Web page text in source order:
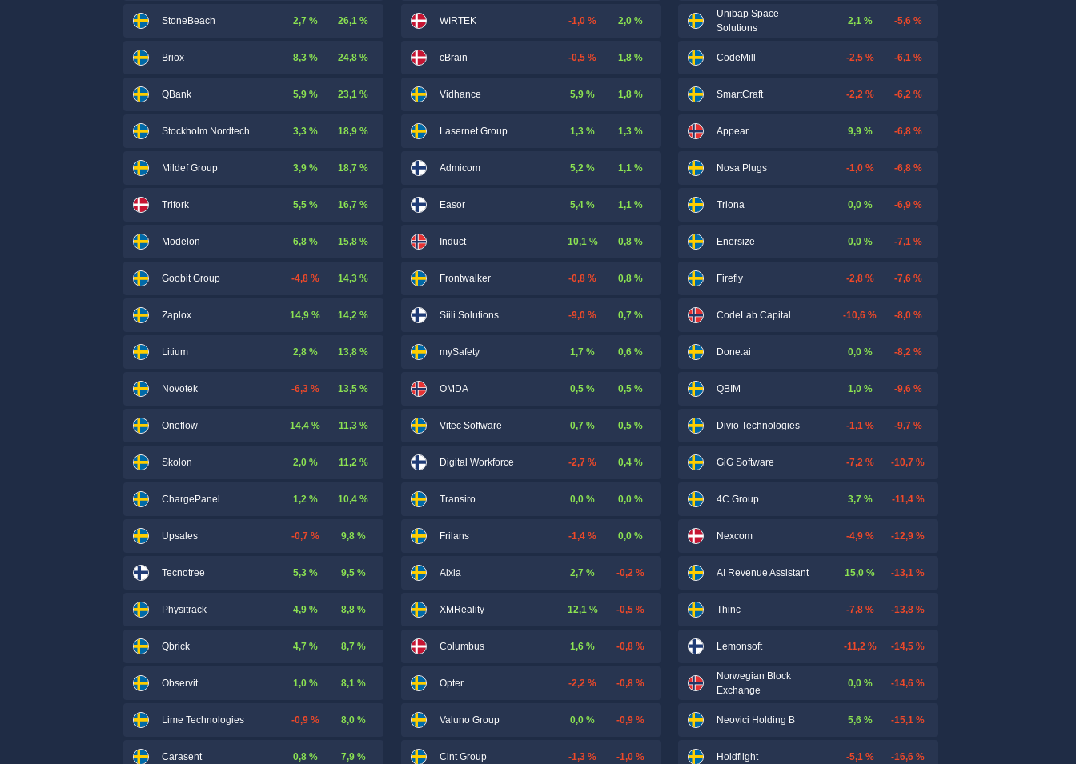
StoneBeach 2,7 % 26,1 %
Briox 8,3 % 24,8 %
QBank 5,9 % 23,1 %
Stockholm Nordtech 3,3 % 18,9 %
Mildef Group 3,9 % 18,7 %
Trifork 5,5 % 16,7 %
Modelon 6,8 % 15,8 %
Goobit Group -4,8 % 14,3 %
Zaplox 14,9 % 14,2 %
Litium 2,8 % 13,8 %
Novotek -6,3 % 13,5 %
Oneflow 14,4 % 11,3 %
Skolon 2,0 % 11,2 %
ChargePanel 1,2 % 10,4 %
Upsales -0,7 % 9,8 %
Tecnotree 5,3 % 9,5 %
Physitrack 4,9 % 8,8 %
Qbrick 4,7 % 8,7 %
Observit 1,0 % 8,1 %
Lime Technologies -0,9 % 8,0 %
Carasent 0,8 % 7,9 %
WIRTEK -1,0 % 2,0 %
cBrain -0,5 % 1,8 %
Vidhance 5,9 % 1,8 %
Lasernet Group 1,3 % 1,3 %
Admicom 5,2 % 1,1 %
Easor 5,4 % 1,1 %
Induct 10,1 % 0,8 %
Frontwalker -0,8 % 0,8 %
Siili Solutions -9,0 % 0,7 %
mySafety 1,7 % 0,6 %
OMDA 0,5 % 0,5 %
Vitec Software 0,7 % 0,5 %
Digital Workforce -2,7 % 0,4 %
Transiro 0,0 % 0,0 %
Frilans -1,4 % 0,0 %
Aixia 2,7 % -0,2 %
XMReality 12,1 % -0,5 %
Columbus 1,6 % -0,8 %
Opter -2,2 % -0,8 %
Valuno Group 0,0 % -0,9 %
Cint Group -1,3 % -1,0 %
Unibap Space
Solutions
2,1 % -5,6 %
CodeMill -2,5 % -6,1 %
SmartCraft -2,2 % -6,2 %
Appear 9,9 % -6,8 %
Nosa Plugs -1,0 % -6,8 %
Triona 0,0 % -6,9 %
Enersize 0,0 % -7,1 %
Firefly -2,8 % -7,6 %
CodeLab Capital -10,6 % -8,0 %
Done.ai 0,0 % -8,2 %
QBIM 1,0 % -9,6 %
Divio Technologies -1,1 % -9,7 %
GiG Software -7,2 % -10,7 %
4C Group 3,7 % -11,4 %
Nexcom -4,9 % -12,9 %
AI Revenue Assistant 15,0 % -13,1 %
Thinc -7,8 % -13,8 %
Lemonsoft -11,2 % -14,5 %
Norwegian Block
Exchange
0,0 % -14,6 %
Neovici Holding B 5,6 % -15,1 %
Holdflight -5,1 % -16,6 %